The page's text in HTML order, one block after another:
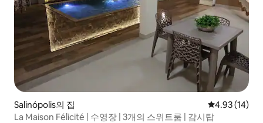
Salinópolis의 집 평점 4.93점
4.93 (14)
La Maison Félicité | 수영장 | 3개의 스위트룸 | 감시탑